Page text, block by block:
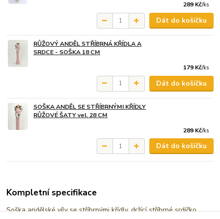
289 Kč/ks
Dát do košíčku
RŮŽOVÝ ANDĚL STŘÍBRNÁ KŘÍDLA A
SRDCE - SOŠKA 18 CM
179 Kč/ks
Dát do košíčku
SOŠKA ANDĚL SE STŘÍBRNÝMI KŘÍDLY
RŮŽOVÉ ŠATY vel. 28 CM
289 Kč/ks
Dát do košíčku
Kompletní specifikace
Soška andělské víly se stříbrnými křídly, držící stříbrné srdíčko,